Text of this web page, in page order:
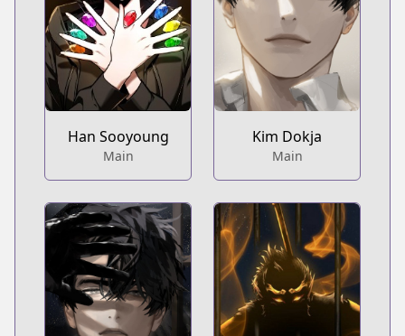
Han Sooyoung
Main
Kim Dokja
Main